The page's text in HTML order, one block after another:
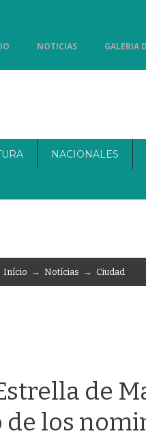
NOTICIAS GALERIA
NACIONALES
Início → Notícias → Ciudad
de
los